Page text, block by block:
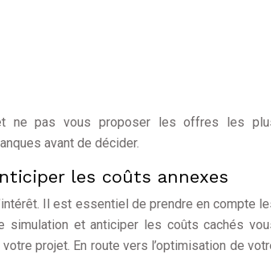
ne pas vous proposer les offres les
avant de décider.
les coûts annexes
Il est essentiel de prendre en compte
simulation et anticiper les coûts cachés
projet. En route vers l’optimisation de